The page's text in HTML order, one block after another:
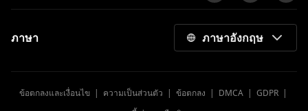
ภาษา ภาษาอังกฤษ
ข้อตกลงและเงื่อนไข | ความเป็นส่วนตัว | ข้อตกลง | DMCA| GDPR|